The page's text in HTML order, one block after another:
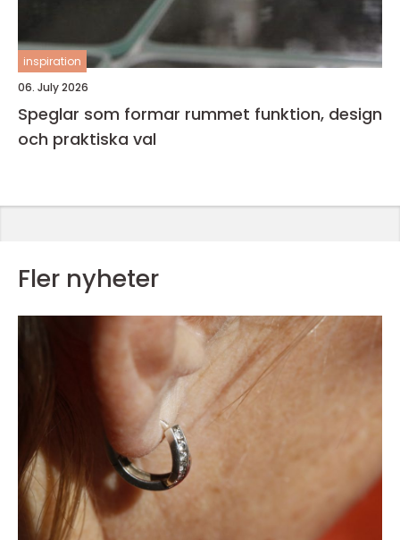
inspiration
06. July 2026
Speglar som formar rummet funktion, design
och praktiska val
Fler nyheter